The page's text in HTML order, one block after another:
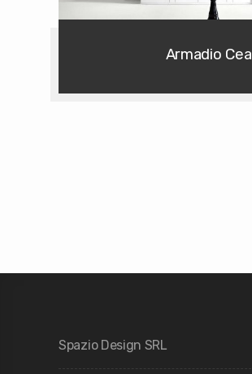
Armadio Cea
Spazio Design SRL